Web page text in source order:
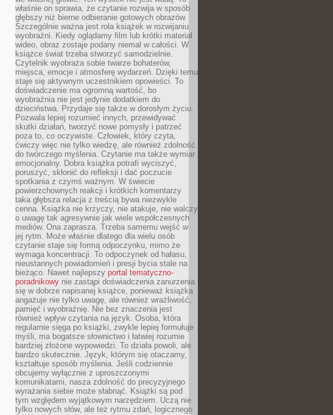
właśnie on sprawia, że czytanie rozwija w sposób
głębszy niż bierne odbieranie gotowych obrazów.
Szczególnie ważna jest rola książek w rozwijaniu
wyobraźni. Kiedy oglądamy film lub krótki materiał
wideo, obraz zostaje podany niemal w całości. W
książce świat trzeba stworzyć samodzielnie.
Czytelnik wyobraża sobie twarze bohaterów,
miejsca, emocje i atmosferę wydarzeń. Dzięki temu
staje się aktywnym uczestnikiem opowieści. To
doświadczenie ma ogromną wartość, bo
wyobraźnia nie jest jedynie dodatkiem do
dzieciństwa. Przydaje się także w dorosłym życiu.
Pozwala lepiej rozumieć innych, przewidywać
skutki działań, tworzyć nowe pomysły i patrzeć
poza to, co oczywiste. Człowiek, który czyta,
ćwiczy więc nie tylko wiedzę, ale również zdolność
do twórczego myślenia. Czytanie ma także wymiar
emocjonalny. Dobra książka potrafi wyciszyć,
poruszyć, skłonić do refleksji i dać poczucie
spotkania z czymś ważnym. W świecie
powierzchownych reakcji i krótkich komentarzy
taka głębsza relacja z treścią bywa niezwykle
cenna. Książka nie krzyczy, nie atakuje, nie walczy
o uwagę tak agresywnie jak wiele współczesnych
mediów. Ona zaprasza. Trzeba samemu wejść w
jej rytm. Może właśnie dlatego dla wielu osób
czytanie staje się formą odpoczynku, mimo że
wymaga koncentracji. To odpoczynek od hałasu,
nieustannych powiadomień i presji bycia stale na
bieżąco. Nawet najlepszy portal tematyczno-
poradnikowy nie zastąpi doświadczenia zanurzenia
się w dobrze napisanej książce, ponieważ książka
angażuje nie tylko uwagę, ale również wrażliwość,
pamięć i wyobraźnię. Nie bez znaczenia jest
również wpływ czytania na język. Osoba, która
regularnie sięga po książki, zwykle lepiej formułuje
myśli, ma bogatsze słownictwo i łatwiej rozumie
bardziej złożone wypowiedzi. To działa powoli, ale
bardzo skutecznie. Język, którym się otaczamy,
kształtuje sposób myślenia. Jeśli codziennie
obcujemy wyłącznie z uproszczonymi
komunikatami, nasza zdolność do precyzyjnego
wyrażania siebie może słabnąć. Książki są pod
tym względem wyjątkowym narzędziem. Uczą nie
tylko nowych słów, ale też rytmu zdań, logicznego